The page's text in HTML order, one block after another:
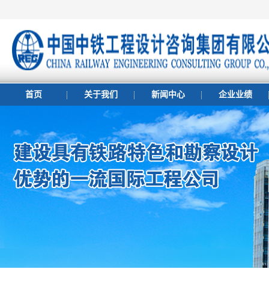
首页 关于我们 新闻中心 企业业绩